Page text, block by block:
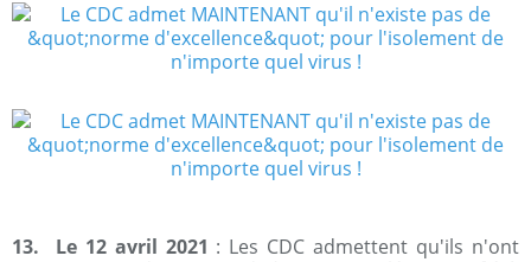
13. Le 12 avril 2021 : Les CDC admettent qu'ils n'ont